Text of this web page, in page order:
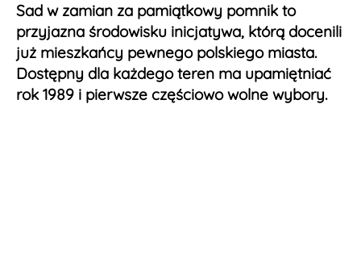
Sad w zamian za pamiątkowy pomnik to
przyjazna środowisku inicjatywa, którą docenili
już mieszkańcy pewnego polskiego miasta.
Dostępny dla każdego teren ma upamiętniać
rok 1989 i pierwsze częściowo wolne wybory.